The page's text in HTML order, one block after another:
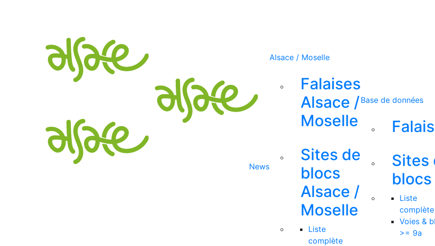
News
Alsace / Moselle
Falaises
Alsace /
Moselle
Sites de
blocs
Alsace /
Moselle
Liste
complète
Base de données
Sites
blocs
Liste
complète
Voies &
>= 9a